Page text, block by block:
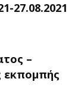
27.08.2021
–
εκπομπής